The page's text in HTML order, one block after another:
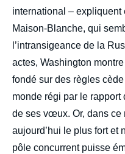
international – expliquent
Maison-Blanche, qui
l’intransigeance de la
actes, Washington
fondé sur des règles
monde régi par le
de ses vœux. Or, dans ce
aujourd’hui le plus fort et
pôle concurrent puisse